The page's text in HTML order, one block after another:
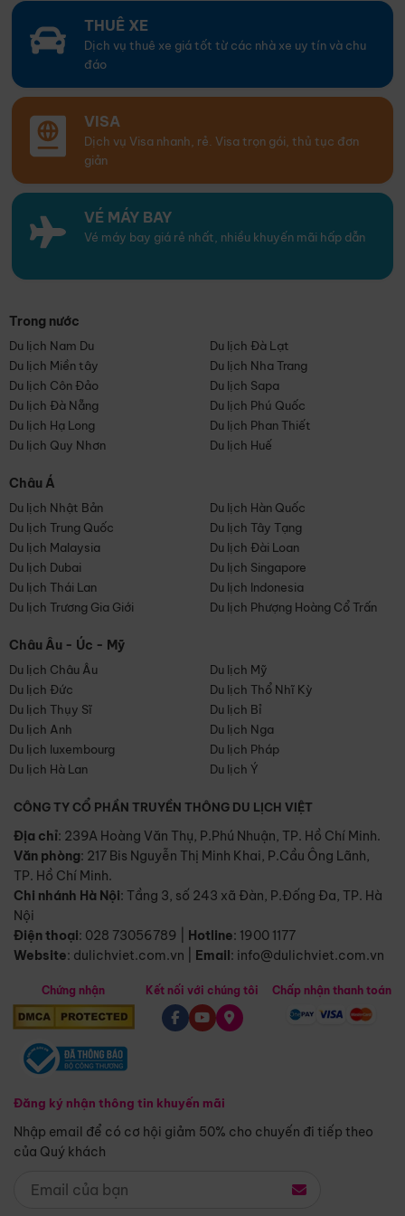
THUÊ XE
Dịch vụ thuê xe giá tốt từ các nhà xe uy tín và chu
đáo
VISA
Dịch vụ Visa nhanh, rẻ. Visa trọn gói, thủ tục đơn
giản
VÉ MÁY BAY
Vé máy bay giá rẻ nhất, nhiều khuyến mãi hấp dẫn
Trong nước
Du lịch Nam Du
Du lịch Đà Lạt
Du lịch Miền tây
Du lịch Nha Trang
Du lịch Côn Đảo
Du lịch Sapa
Du lịch Đà Nẵng
Du lịch Phú Quốc
Du lịch Hạ Long
Du lịch Phan Thiết
Du lịch Quy Nhơn
Du lịch Huế
Châu Á
Du lịch Nhật Bản
Du lịch Hàn Quốc
Du lịch Trung Quốc
Du lịch Tây Tạng
Du lịch Malaysia
Du lịch Đài Loan
Du lịch Dubai
Du lịch Singapore
Du lịch Thái Lan
Du lịch Indonesia
Du lịch Trương Gia Giới
Du lịch Phượng Hoàng Cổ Trấn
Châu Âu - Úc - Mỹ
Du lịch Châu Âu
Du lịch Mỹ
Du lịch Đức
Du lịch Thổ Nhĩ Kỳ
Du lịch Thụy Sĩ
Du lịch Bỉ
Du lịch Anh
Du lịch Nga
Du lịch luxembourg
Du lịch Pháp
Du lịch Hà Lan
Du lịch Ý
CÔNG TY CỔ PHẦN TRUYỀN THÔNG DU LỊCH VIỆT
Địa chỉ: 239A Hoàng Văn Thụ, P.Phú Nhuận, TP. Hồ Chí Minh.
Văn phòng: 217 Bis Nguyễn Thị Minh Khai, P.Cầu Ông Lãnh,
TP. Hồ Chí Minh.
Chi nhánh Hà Nội: Tầng 3, số 243 xã Đàn, P.Đống Đa, TP. Hà
Nội
Điện thoại: 028 73056789 Hotline: 1900 1177
Website: dulichviet.com.vn Email: info@dulichviet.com.vn
Chứng nhận
Đăng ký nhận thông tin khuyến mãi
Nhập email để có cơ hội giảm 50% cho chuyến đi tiếp theo
của Quý khách
Kết nối với chúng tôi Chấp nhận thanh toán